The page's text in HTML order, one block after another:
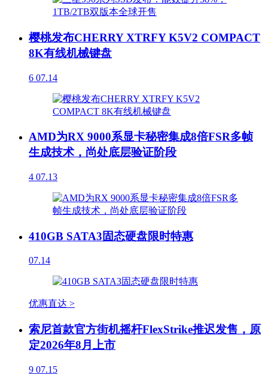
樱桃发布CHERRY XTRFY K5V2 COMPACT
8K有线机械键盘
6 07.14
AMD为RX 9000系显卡秘密集成8倍FSR多帧
生成技术，尚处底层验证阶段
4 07.13
410GB SATA3固态硬盘限时特惠
07.14
优惠直达 >
索尼首款官方街机摇杆FlexStrike推迟发售，原
定2026年8月上市
9 07.15